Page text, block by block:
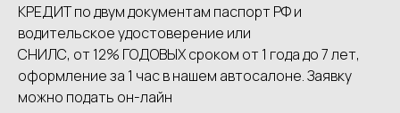
КРЕДИТ по двум документам паспорт РФ и
водительское удостоверение или
СНИЛС, от 12% ГОДОВЫХ сроком от 1 года до 7 лет,
оформление за 1 час в нашем автосалоне. Заявку
можно подать он-лайн